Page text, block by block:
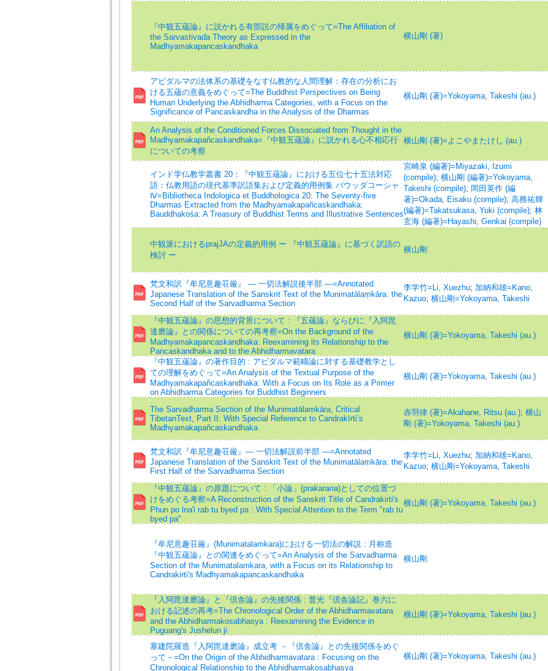
『中観五蘊論』に説かれる有部説の帰属をめぐって=The Affiliation of
the Sarvastivada Theory as Expressed in the
Madhyamakapancaskandhaka
横山剛 (著)
アビダルマの法体系の基礎をなす仏教的な人間理解：存在の分析にお
ける五蘊の意義をめぐって=The Buddhist Perspectives on Being
Human Underlying the Abhidharma Categories, with a Focus on the
Significance of Pancaskandha in the Analysis of the Dharmas
横山剛 (著)=Yokoyama, Takeshi (au.)
An Analysis of the Conditioned Forces Dissociated from Thought in the
Madhyamakapañcaskandhaka=『中観五蘊論』に説かれる心不相応行
についての考察
横山剛 (著)=よこやまたけし (au.)
インド学仏教学叢書 20：『中観五蘊論』における五位七十五法対応
語：仏教用語の現代基準訳語集および定義的用例集 バウッダコーシャ
Ⅳ=Bibliotheca Indologica et Buddhologica 20: The Seventy-five
Dharmas Extracted from the Madhyamakapañcaskandhaka:
Bauddhakośa: A Treasury of Buddhist Terms and Illustrative Sentences
宮崎泉 (編著)=Miyazaki, Izumi
(compile); 横山剛 (編著)=Yokoyama,
Takeshi (compile); 岡田英作 (編
著)=Okada, Eisaku (compile); 高務祐輝
(編著)=Takatsukasa, Yuki (compile); 林
玄海 (編著)=Hayashi, Genkai (compile)
中観派におけるprajJAの定義的用例 ー 『中観五蘊論』に基づく訳語の
検討 ー
横山剛
梵文和訳『牟尼意趣荘厳』 — 一切法解説後半部 —=Annotated
Japanese Translation of the Sanskrit Text of the Munimatālaṃkāra: the
Second Half of the Sarvadharma Section
李学竹=Li, Xuezhu; 加納和雄=Kano,
Kazuo; 横山剛=Yokoyama, Takeshi
『中観五蘊論』の思想的背景について : 『五蘊論』ならびに『入阿毘
達磨論』との関係についての再考察=On the Background of the
Madhyamakapancaskandhaka: Reexamining its Relationship to the
Pancaskandhaka and to the Abhidharmavatara
横山剛 (著)=Yokoyama, Takeshi (au.)
『中観五蘊論』の著作目的 : アビダルマ範疇論に対する基礎教学とし
ての理解をめぐって=An Analysis of the Textual Purpose of the
Madhyamakapañcaskandhaka: With a Focus on Its Role as a Primer
on Abhidharma Categories for Buddhist Beginners
横山剛 (著)=Yokoyama, Takeshi (au.)
The Sarvadharma Section of the Munimatālaṃkāra, Critical
TibetanText, Part II: With Special Reference to Candrakīrti’s
Madhyamakapañcaskandhaka
赤羽律 (著)=Akahane, Ritsu (au.); 横山
剛 (著)=Yokoyama, Takeshi (au.)
梵文和訳『牟尼意趣荘厳』— 一切法解説前半部 —=Annotated
Japanese Translation of the Sanskrit Text of the Munimatālaṃkāra: the
First Half of the Sarvadharma Section
李学竹=Li, Xuezhu; 加納和雄=Kano,
Kazuo; 横山剛=Yokoyama, Takeshi
『中観五蘊論』の原題について : 「小論」(prakarana)としての位置づ
けをめぐる考察=A Reconstruction of the Sanskrit Title of Candrakirti's
Phun po lna'i rab tu byed pa : With Special Attention to the Term "rab tu
byed pa"
横山剛 (著)=Yokoyama, Takeshi (au.)
『牟尼意趣荘厳』(Munimatalamkara)における一切法の解説 : 月称造
『中観五蘊論』との関連をめぐって=An Analysis of the Sarvadharma
Section of the Munimatalamkara, with a Focus on its Relationship to
Candrakirti's Madhyamakapancaskandhaka
横山剛
『入阿毘達磨論』と『倶舎論』の先後関係 : 普光『倶舎論記』巻六に
おける記述の再考=The Chronological Order of the Abhidharmavatara
and the Abhidharmakosabhasya : Reexamining the Evidence in
Puguang's Jushelun ji
横山剛 (著)=Yokoyama, Takeshi (au.)
塞建陀羅造『入阿毘達磨論』成立考 －『倶舎論』との先後関係をめぐ
って－=On the Origin of the Abhidharmavatara : Focusing on the
Chronological Relationship to the Abhidharmakosabhasya
横山剛 (著)=Yokoyama, Takeshi (au.)